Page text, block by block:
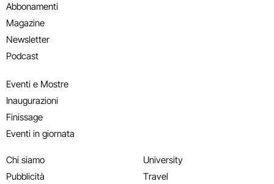
Abbonamenti
Magazine
Newsletter
Podcast
Eventi e Mostre
Inaugurazioni
Finissage
Eventi in giornata
Chi siamo
Pubblicità
University
Travel